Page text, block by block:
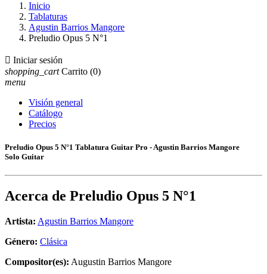
Inicio
Tablaturas
Agustin Barrios Mangore
Preludio Opus 5 N°1
 Iniciar sesión
shopping_cart Carrito (0)
menu
Visión general
Catálogo
Precios
Preludio Opus 5 N°1 Tablatura Guitar Pro - Agustin Barrios Mangore
Solo Guitar
Acerca de Preludio Opus 5 N°1
Artista: Agustin Barrios Mangore
Género: Clásica
Compositor(es): Augustin Barrios Mangore